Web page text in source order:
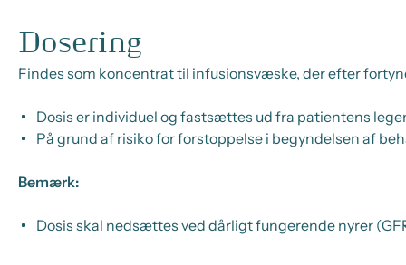
Dosering
Findes som koncentrat til infusionsvæske, der efter
Dosis er individuel og fastsættes ud fra patientens
På grund af risiko for forstoppelse i begyndelsen af
Bemærk:
Dosis skal nedsættes ved dårligt fungerende nyrer